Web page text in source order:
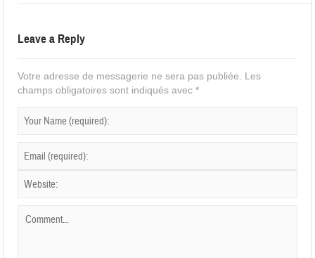
Leave a Reply
Votre adresse de messagerie ne sera pas publiée.
Les
champs obligatoires sont indiqués avec*